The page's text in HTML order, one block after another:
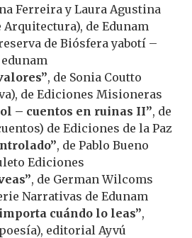
Ferreira y Laura Agustina
Arquitectura), de Edunam
de Biósfera yabotí –
, de Sonia Coutto
de Ediciones Misioneras
– cuentos en ruinas II”, de
de Ediciones de la Paz
, de Pablo Bueno
Ediciones
, de German Wilcoms
Narrativas de Edunam
cuándo lo leas”,
editorial Ayvú